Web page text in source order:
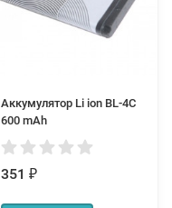
Аккумулятор Li ion BL-4C
600 mAh
351 ₽